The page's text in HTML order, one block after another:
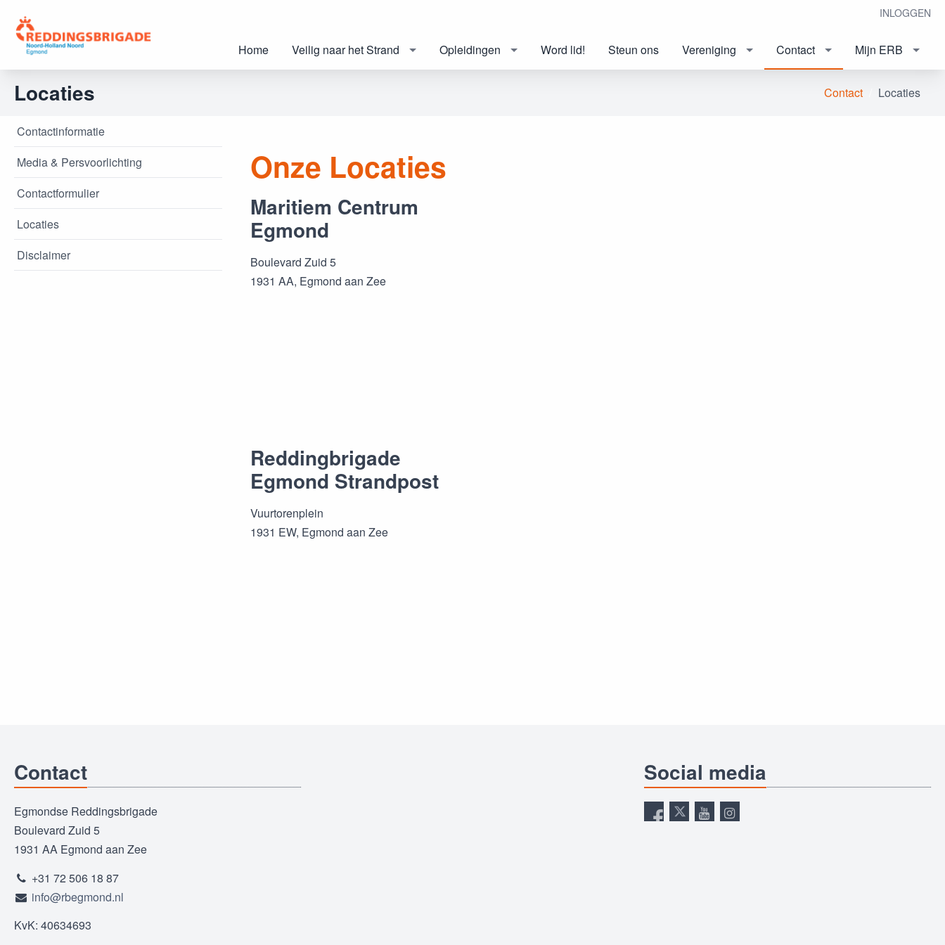
INLOGGEN
Home Veilig naar het Strand Opleidingen Word lid! Steun ons Vereniging Contact Mijn ERB
Contact Locaties
Locaties
Contactinformatie
Media & Persvoorlichting
Contactformulier
Locaties
Disclaimer
Onze Locaties
Maritiem Centrum
Egmond
Boulevard Zuid 5
1931 AA, Egmond aan Zee
Reddingbrigade
Egmond Strandpost
Vuurtorenplein
1931 EW, Egmond aan Zee
Contact
Egmondse Reddingsbrigade
Boulevard Zuid 5
1931 AA Egmond aan Zee
+31 72 506 18 87
info@rbegmond.nl
KvK: 40634693
Social media